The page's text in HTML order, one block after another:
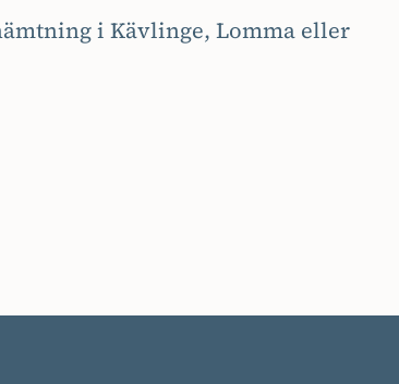
i Kävlinge, Lomma eller